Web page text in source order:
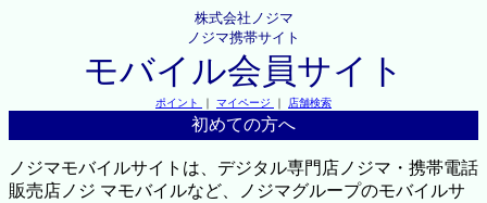
株式会社ノジマ
ノジマ携帯サイト
モバイル会員サイト
ポイント ｜ マイページ ｜ 店舗検索
初めての方へ
ノジマモバイルサイトは、デジタル専門店ノジマ・携帯電話
販売店ノジ マモバイルなど、ノジマグループのモバイルサ